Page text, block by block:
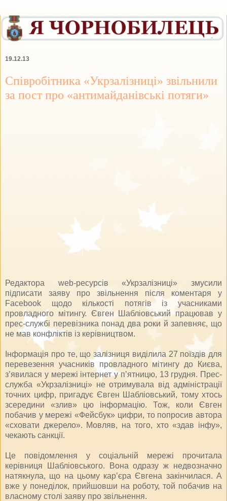
19.12.13
Співробітника «Укрзалізниці» звільнили
за пост про «антимайданівські потяги»
Редактора web-ресурсів «Укрзалізниці» змусили
підписати заяву про звільнення після коментаря у
Facebook щодо кількості потягів із учасниками
провладного мітингу. Євген Шабліовський працював у
прес-службі перевізника понад два роки й запевняє, що
не мав конфліктів із керівництвом.
Інформація про те, що залізниця виділила 27 поїздів для
перевезення учасників провладного мітингу до Києва,
з’явилася у мережі інтернет у п’ятницю, 13 грудня. Прес-
служба «Укрзалізниці» не отримувала від адміністрації
точних цифр, пригадує Євген Шабліовський, тому хтось
зсередини «злив» цю інформацію. Тож, коли Євген
побачив у мережі «Фейсбук» цифри, то попросив автора
«сховати джерело». Мовляв, на того, хто «здав інфу»,
чекають санкції.
Це повідомлення у соціальній мережі прочитала
керівниця Шабліовського. Вона одразу ж недвозначно
натякнула, що на цьому кар’єра Євгена закінчилася. А
вже у понеділок, прийшовши на роботу, той побачив на
власному столі заяву про звільнення.